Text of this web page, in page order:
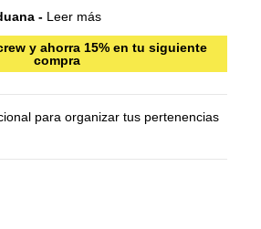
- Leer más
y ahorra 15% en tu siguiente
compra
para organizar tus pertenencias